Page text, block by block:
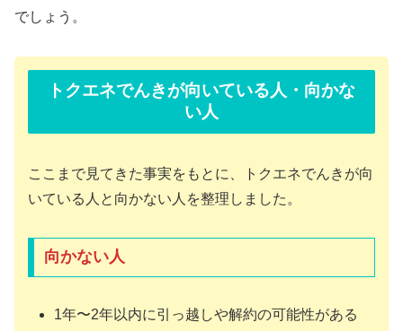
でしょう。
トクエネでんきが向いている人・向かな
い人
ここまで見てきた事実をもとに、トクエネでんきが向
いている人と向かない人を整理しました。
向かない人
1年〜2年以内に引っ越しや解約の可能性がある